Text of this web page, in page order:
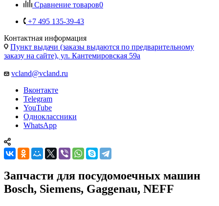
Пункт выдачи (заказы выдаются по предварительному
заказу на сайте), ул. Кантемировская 59а
Telegram
YouTube
Одноклассники
WhatsApp
Bosch, Siemens, Gaggenau, NEFF